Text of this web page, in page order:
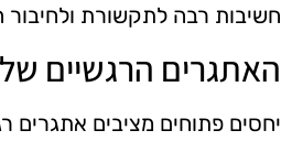
חשיבות רבה לתקשורת ולחיבור
האתגרים הרגשיים
יחסים פתוחים מציבים אתגרים